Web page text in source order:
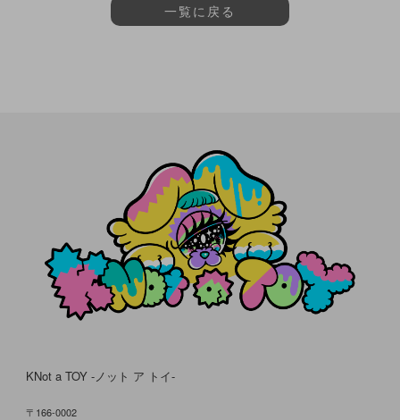
一覧に戻る
KNot a TOY -ノット ア トイ-
〒166-0002